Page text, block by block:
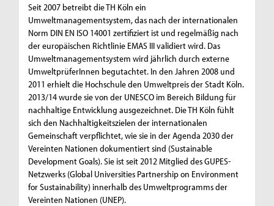
Seit 2007 betreibt die TH Köln ein
Umweltmanagementsystem, das nach der internationalen
Norm DIN EN ISO 14001 zertifiziert ist und regelmäßig nach
der europäischen Richtlinie EMAS III validiert wird. Das
Umweltmanagementsystem wird jährlich durch externe
UmweltprüferInnen begutachtet. In den Jahren 2008 und
2011 erhielt die Hochschule den Umweltpreis der Stadt Köln.
2013/14 wurde sie von der UNESCO im Bereich Bildung für
nachhaltige Entwicklung ausgezeichnet. Die TH Köln fühlt
sich den Nachhaltigkeitszielen der internationalen
Gemeinschaft verpflichtet, wie sie in der Agenda 2030 der
Vereinten Nationen dokumentiert sind (Sustainable
Development Goals). Sie ist seit 2012 Mitglied des GUPES-
Netzwerks (Global Universities Partnership on Environment
for Sustainability) innerhalb des Umweltprogramms der
Vereinten Nationen (UNEP).